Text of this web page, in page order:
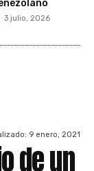
3 julio, 2026